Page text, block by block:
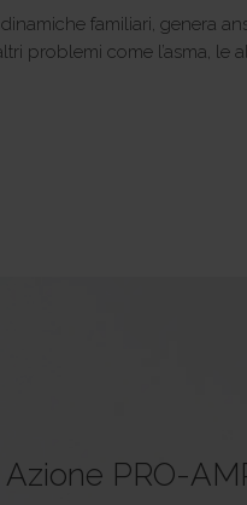
familiari, genera
problemi come l’asma, le
Azione PRO-